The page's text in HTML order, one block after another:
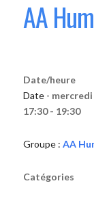
AA
Date/heure
Date - mercredi
17:30 - 19:30
Groupe : AA
Catégories